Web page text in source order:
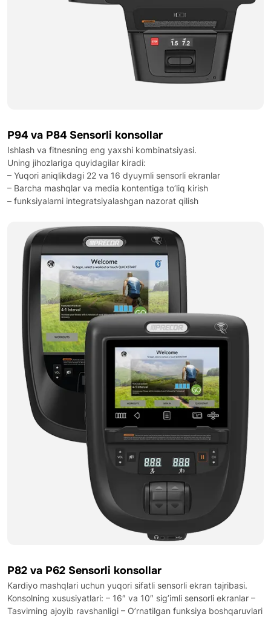
P94 va P84 Sensorli konsollar
Ishlash va fitnesning eng yaxshi kombinatsiyasi.
Uning jihozlariga quyidagilar kiradi:
– Yuqori aniqlikdagi 22 va 16 dyuymli sensorli ekranlar
– Barcha mashqlar va media kontentiga to’liq kirish
– funksiyalarni integratsiyalashgan nazorat qilish
P82 va P62 Sensorli konsollar
Kardiyo mashqlari uchun yuqori sifatli sensorli ekran tajribasi.
Konsolning xususiyatlari: – 16″ va 10″ sig’imli sensorli ekranlar –
Tasvirning ajoyib ravshanligi – O’rnatilgan funksiya boshqaruvlari